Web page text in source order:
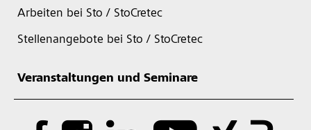
Arbeiten bei Sto / StoCretec
Stellenangebote bei Sto / StoCretec
Veranstaltungen und Seminare